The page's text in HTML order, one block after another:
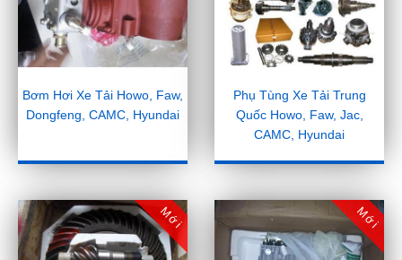
Bơm Hơi Xe Tải Howo, Faw,
Dongfeng, CAMC, Hyundai
Phụ Tùng Xe Tải Trung
Quốc Howo, Faw, Jac,
CAMC, Hyundai
Mới Mới